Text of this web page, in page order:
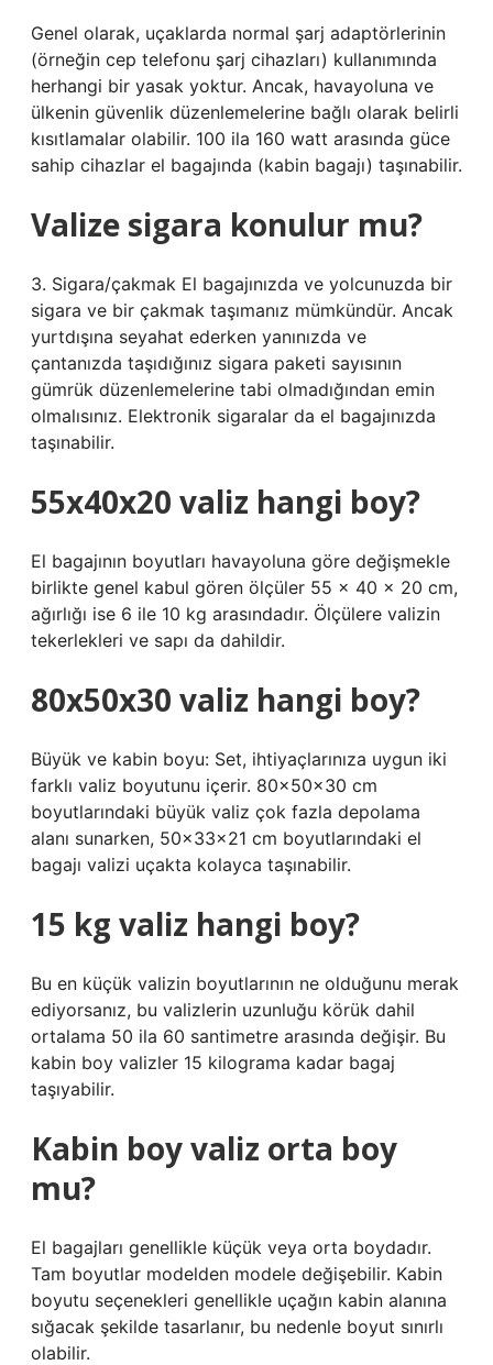
Genel olarak, uçaklarda normal şarj adaptörlerinin
(örneğin cep telefonu şarj cihazları) kullanımında
herhangi bir yasak yoktur. Ancak, havayoluna ve
ülkenin güvenlik düzenlemelerine bağlı olarak belirli
kısıtlamalar olabilir. 100 ila 160 watt arasında güce
sahip cihazlar el bagajında ​​(kabin bagajı) taşınabilir.
Valize sigara konulur mu?
3. Sigara/çakmak El bagajınızda ve yolcunuzda bir
sigara ve bir çakmak taşımanız mümkündür. Ancak
yurtdışına seyahat ederken yanınızda ve
çantanızda taşıdığınız sigara paketi sayısının
gümrük düzenlemelerine tabi olmadığından emin
olmalısınız. Elektronik sigaralar da el bagajınızda
taşınabilir.
55x40x20 valiz hangi boy?
El bagajının boyutları havayoluna göre değişmekle
birlikte genel kabul gören ölçüler 55 x 40 x 20 cm,
ağırlığı ise 6 ile 10 kg arasındadır. Ölçülere valizin
tekerlekleri ve sapı da dahildir.
80x50x30 valiz hangi boy?
Büyük ve kabin boyu: Set, ihtiyaçlarınıza uygun iki
farklı valiz boyutunu içerir. 80x50x30 cm
boyutlarındaki büyük valiz çok fazla depolama
alanı sunarken, 50x33x21 cm boyutlarındaki el
bagajı valizi uçakta kolayca taşınabilir.
15 kg valiz hangi boy?
Bu en küçük valizin boyutlarının ne olduğunu merak
ediyorsanız, bu valizlerin uzunluğu körük dahil
ortalama 50 ila 60 santimetre arasında değişir. Bu
kabin boy valizler 15 kilograma kadar bagaj
taşıyabilir.
Kabin boy valiz orta boy
mu?
El bagajları genellikle küçük veya orta boydadır.
Tam boyutlar modelden modele değişebilir. Kabin
boyutu seçenekleri genellikle uçağın kabin alanına
sığacak şekilde tasarlanır, bu nedenle boyut sınırlı
olabilir.